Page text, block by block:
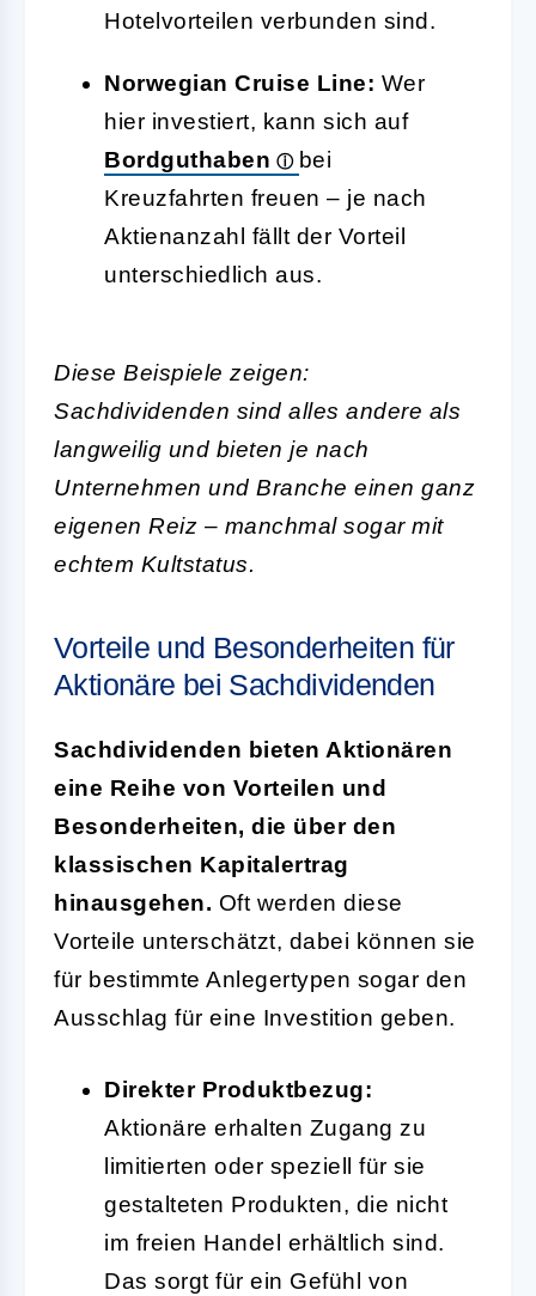
Hotelvorteilen verbunden sind.
Norwegian Cruise Line: Wer
hier investiert, kann sich auf
Bordguthaben
bei
Kreuzfahrten freuen – je nach
Aktienanzahl fällt der Vorteil
unterschiedlich aus.
Diese Beispiele zeigen:
Sachdividenden sind alles andere als
langweilig und bieten je nach
Unternehmen und Branche einen ganz
eigenen Reiz – manchmal sogar mit
echtem Kultstatus.
Vorteile und Besonderheiten für
Aktionäre bei Sachdividenden
Sachdividenden bieten Aktionären
eine Reihe von Vorteilen und
Besonderheiten, die über den
klassischen Kapitalertrag
hinausgehen. Oft werden diese
Vorteile unterschätzt, dabei können sie
für bestimmte Anlegertypen sogar den
Ausschlag für eine Investition geben.
Direkter Produktbezug:
Aktionäre erhalten Zugang zu
limitierten oder speziell für sie
gestalteten Produkten, die nicht
im freien Handel erhältlich sind.
Das sorgt für ein Gefühl von